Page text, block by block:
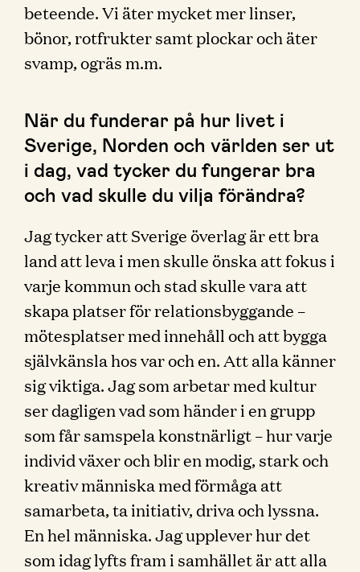
beteende. Vi äter mycket mer linser,
bönor, rotfrukter samt plockar och äter
svamp, ogräs m.m.
När du funderar på hur livet i
Sverige, Norden och världen ser ut
i dag, vad tycker du fungerar bra
och vad skulle du vilja förändra?
Jag tycker att Sverige överlag är ett bra
land att leva i men skulle önska att fokus i
varje kommun och stad skulle vara att
skapa platser för relationsbyggande –
mötesplatser med innehåll och att bygga
självkänsla hos var och en. Att alla känner
sig viktiga. Jag som arbetar med kultur
ser dagligen vad som händer i en grupp
som får samspela konstnärligt – hur varje
individ växer och blir en modig, stark och
kreativ människa med förmåga att
samarbeta, ta initiativ, driva och lyssna.
En hel människa. Jag upplever hur det
som idag lyfts fram i samhället är att alla